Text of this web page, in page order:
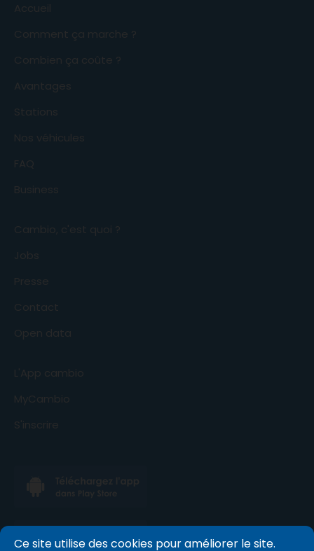
Accueil
Comment ça marche ?
Combien ça coûte ?
Avantages
Stations
Nos véhicules
FAQ
Business
Cambio, c'est quoi ?
Jobs
Presse
Contact
Open data
L'App cambio
MyCambio
S'inscrire
Ce site utilise des cookies pour améliorer le site.